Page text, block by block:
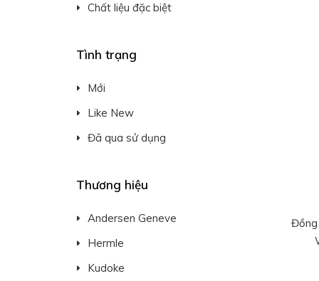
Chất liệu đặc biệt
Tình trạng
Mới
Like New
Đã qua sử dụng
Thương hiệu
Andersen Geneve
Hermle
Kudoke
Đồng